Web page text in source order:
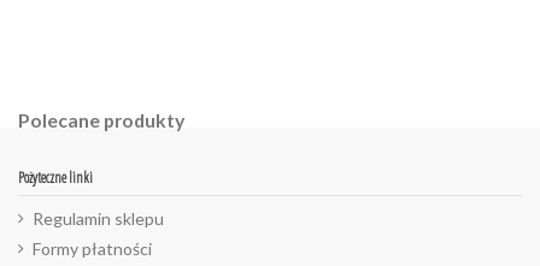
Polecane produkty
Pożyteczne linki
Regulamin sklepu
Formy płatności